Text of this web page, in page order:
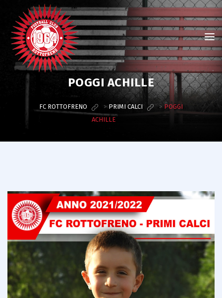
POGGI ACHILLE
FC ROTTOFRENO > PRIMI CALCI > POGGI
ACHILLE